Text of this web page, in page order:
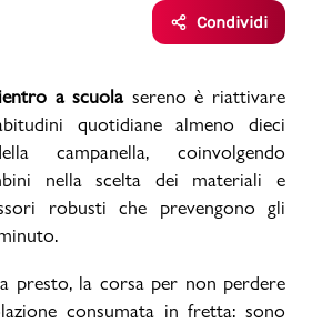
PMagazine
Condividi
a scuolasereno è riattivare
quotidiane almeno dieci
campanella, coinvolgendo
nella scelta dei materiali e
robusti che prevengono gli
presto, la corsa per non perdere
consumata in fretta: sono